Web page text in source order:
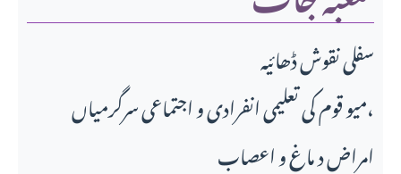
سفلی نقوش ڈھائیہ
میو قوم کی تعلیمی انفرادی و اجتماعی سرگرمیاں،
امراض د ماغ و اعصاب